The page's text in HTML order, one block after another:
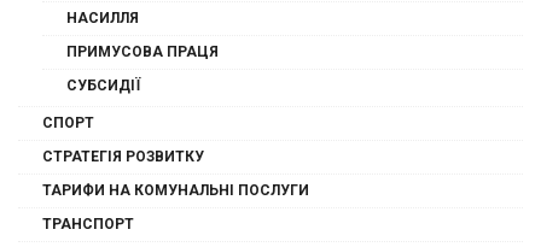
НАСИЛЛЯ
ПРИМУСОВА ПРАЦЯ
СУБСИДІЇ
СПОРТ
СТРАТЕГІЯ РОЗВИТКУ
ТАРИФИ НА КОМУНАЛЬНІ ПОСЛУГИ
ТРАНСПОРТ